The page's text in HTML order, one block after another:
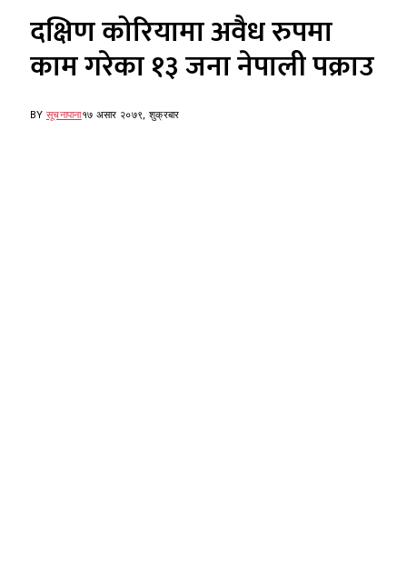
दक्षिण कोरियामा अवैध रुपमा
काम गरेका १३ जना नेपाली पक्राउ
BY सूचनापाना१७ असार २०७९, शुक्रबार